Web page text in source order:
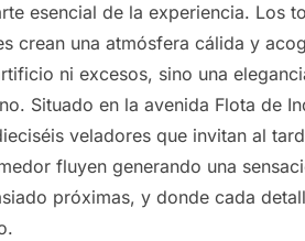
esencial de la experiencia. Los
crean una atmósfera cálida y
ni excesos, sino una
Situado en la avenida Flota de
veladores que invitan al
fluyen generando una
próximas, y donde cada